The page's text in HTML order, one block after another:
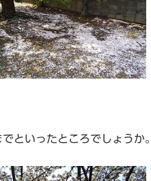
といったところでしょうか。